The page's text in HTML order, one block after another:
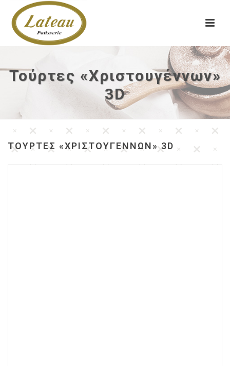
Τούρτες «Χριστουγέννων»
3D
ΤΟΎΡΤΕΣ «ΧΡΙΣΤΟΥΓΈΝΝΩΝ» 3D